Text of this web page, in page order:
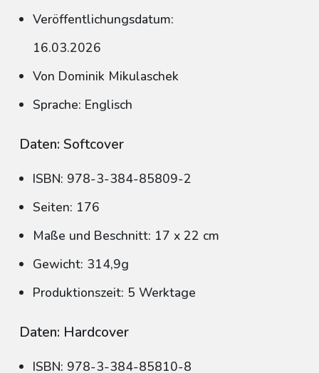
Veröffentlichungsdatum:
16.03.2026
Von Dominik Mikulaschek
Sprache: Englisch
Daten: Softcover
ISBN: 978-3-384-85809-2
Seiten: 176
Maße und Beschnitt: 17 x 22 cm
Gewicht: 314,9g
Produktionszeit: 5 Werktage
Daten: Hardcover
ISBN: 978-3-384-85810-8